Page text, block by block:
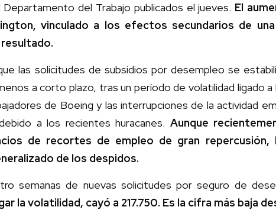
del Trabajo publicados el jueves. El
vinculado a los efectos secundarios de
resultado.
las solicitudes de subsidios por desempleo se
a corto plazo, tras un período de volatilidad ligado a
de Boeing y las interrupciones de la actividad
a los recientes huracanes. Aunque
de recortes de empleo de gran repercusión,
de los despidos.
semanas de nuevas solicitudes por seguro de
la volatilidad, cayó a 217.750. Es la cifra más baja